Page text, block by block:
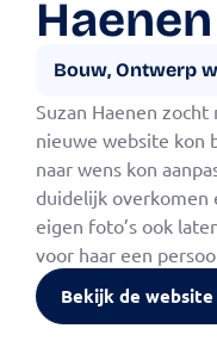
Bouw, Ontwerp
Suzan Haenen
nieuwe website kon
naar wens kon
duidelijk overkomen
eigen foto’s ook
voor haar een
Bekijk de